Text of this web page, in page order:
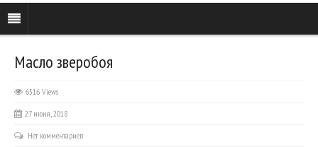
Масло зверобоя
6516 Views
27 июня, 2018
Нет комментариев